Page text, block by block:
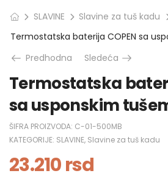
SLAVINE
Slavine za tuš kadu
Predhodna
Sledeća
Termostatska
sa usponskim
ŠIFRA PROIZVODA: C-01-500MB
KATEGORIJE: SLAVINE, Slavine za tuš kadu
23.210rsd